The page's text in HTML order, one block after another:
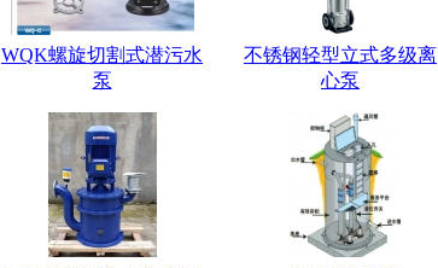
WQK螺旋切割式潜污水
泵
不锈钢轻型立式多级离
心泵